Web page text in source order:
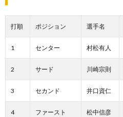
のミ
レニ
アム
2.1.
2002
ム打線
2.2.
打順 ポジション 選手名
1 センター 村松有人
2 サード 川崎宗則
3 セカンド 井口資仁
4 ファースト 松中信彦